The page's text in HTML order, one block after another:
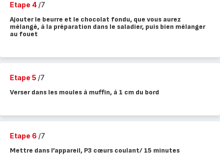
Etape 4 /7
Ajouter le beurre et le chocolat fondu, que vous aurez
mélangé, à la préparation dans le saladier, puis bien mélanger
au fouet
Etape 5 /7
Verser dans les moules à muffin, à 1 cm du bord
Etape 6 /7
Mettre dans l’appareil, P3 cœurs coulant/ 15 minutes